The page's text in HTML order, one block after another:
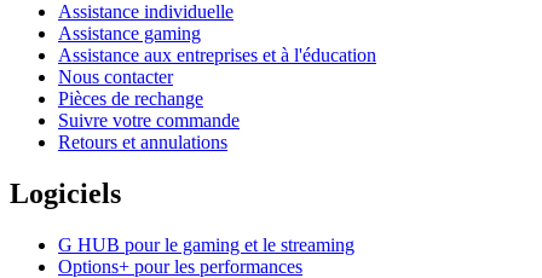
Assistance individuelle
Assistance gaming
Assistance aux entreprises et à l'éducation
Nous contacter
Pièces de rechange
Suivre votre commande
Retours et annulations
Logiciels
G HUB pour le gaming et le streaming
Options+ pour les performances